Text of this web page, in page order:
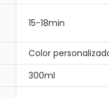
15-18min
Color
300ml